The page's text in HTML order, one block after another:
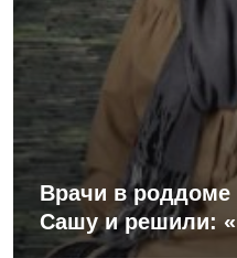
Врачи в роддоме
Сашу и решили: